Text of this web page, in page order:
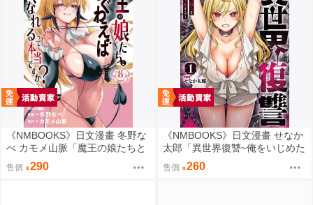
《NMBOOKS》日文漫畫 冬野な
べ カモメ山脈「魔王の娘たちと
まぐわえば強くなれるって本当
ですか？ (8)」
售價 290
《NMBOOKS》日文漫畫 せなか
太郎「異世界復讐~俺をいじめた
奴らを最強スキルで支配する~
(1)」
售價 260